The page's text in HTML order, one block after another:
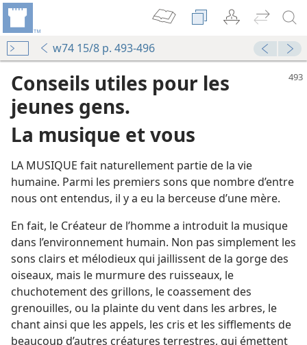
w74 15/8 p. 493-496
Conseils utiles pour les
jeunes gens.
La musique et vous
LA MUSIQUE fait naturellement partie de la vie
humaine. Parmi les premiers sons que nombre d’entre
nous ont entendus, il y a eu la berceuse d’une mère.
En fait, le Créateur de l’homme a introduit la musique
dans l’environnement humain. Non pas simplement les
sons clairs et mélodieux qui jaillissent de la gorge des
oiseaux, mais le murmure des ruisseaux, le
chuchotement des grillons, le coassement des
grenouilles, ou la plainte du vent dans les arbres, le
chant ainsi que les appels, les cris et les sifflements de
beaucoup d’autres créatures terrestres, qui émettent